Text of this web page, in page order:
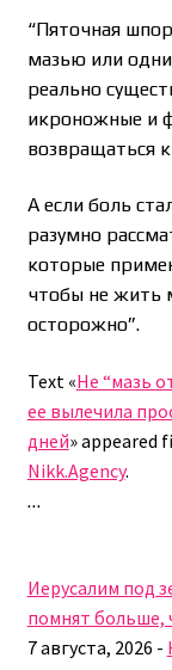
“Пяточная
мазью или
реально
икроножные и
возвращаться
А если боль
разумно
которые
чтобы не жить
осторожно”.
Text «Не “мазь
ее вылечила
дней» appeared
Nikk.Agency.
…
Иерусалим под
помнят больше,
7 августа, 2026 -